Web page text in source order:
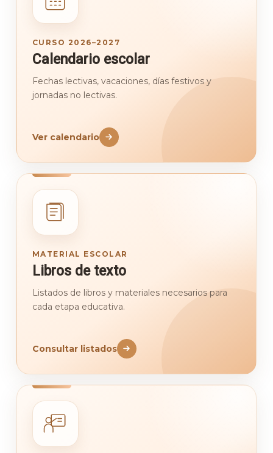
CURSO 2026–2027
Calendario escolar
Fechas lectivas, vacaciones, días festivos y
jornadas no lectivas.
Ver calendario
MATERIAL ESCOLAR
Libros de texto
Listados de libros y materiales necesarios para
cada etapa educativa.
Consultar listados